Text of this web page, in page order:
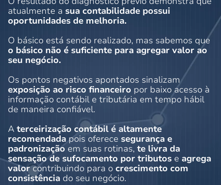
atualmente a sua contabilidade possui
oportunidades de melhoria.
O básico está sendo realizado, mas sabemos que
o básico não é suficiente para agregar valor ao
seu negócio.
Os pontos negativos apontados sinalizam
exposição ao risco financeiro por baixo acesso à
informação contábil e tributária em tempo hábil
de maneira confiável.
A terceirização contábil é altamente
recomendadapois oferece segurança e
padronização em suas rotinas, te livra da
sensação de sufocamento por tributos e agrega
valorcontribuindo para o crescimento com
consistência do seu negócio.